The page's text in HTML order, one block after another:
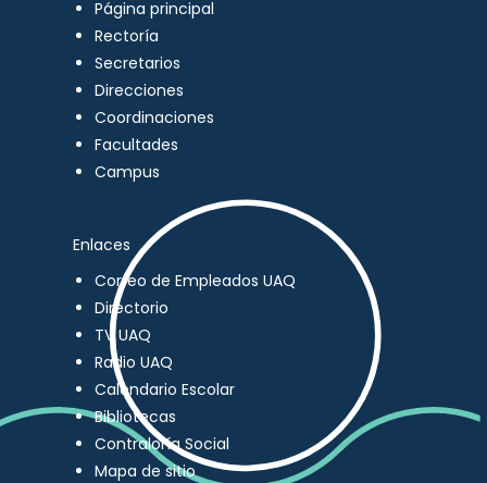
Página principal
Rectoría
Secretarios
Direcciones
Coordinaciones
Facultades
Campus
Enlaces
Correo de Empleados UAQ
Directorio
TV UAQ
Radio UAQ
Calendario Escolar
Bibliotecas
Contraloría Social
Mapa de sitio